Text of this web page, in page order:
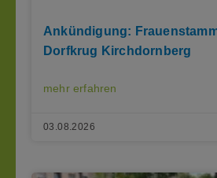
Ankündigung:
Dorfkrug Kirchdornberg
mehr erfahren
03.08.2026